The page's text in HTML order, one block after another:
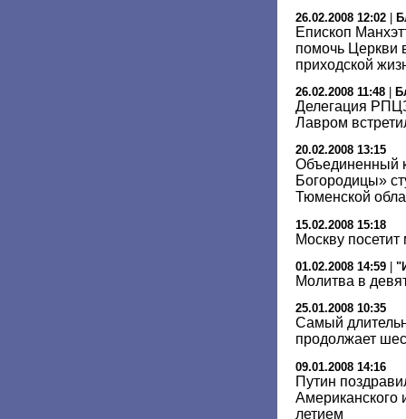
26.02.2008 12:02 |
Епископ
помочь Церкви
приходской
26.02.2008 11:48
Делегация
Лавром
20.02.2008 13:15
Объединенный
Богородицы»
Тюменской
15.02.2008 15:18
Москву
01.02.2008 14:59
Молитва в
25.01.2008 10:35
Самый
продолжает
09.01.2008 14:16
Путин
Американского
летием